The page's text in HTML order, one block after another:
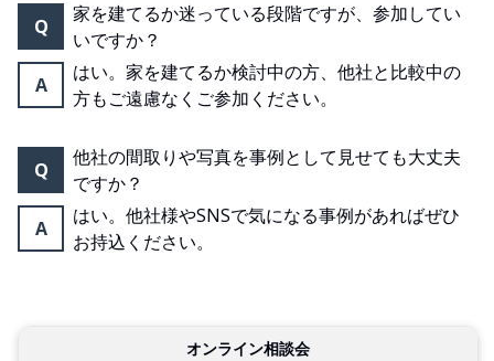
Q
家を建てるか迷っている段階ですが、参加してい
いですか？
A
はい。家を建てるか検討中の方、他社と比較中の
方もご遠慮なくご参加ください。
Q
他社の間取りや写真を事例として見せても大丈夫
ですか？
A
はい。他社様やSNSで気になる事例があればぜひ
お持込ください。
オンライン相談会